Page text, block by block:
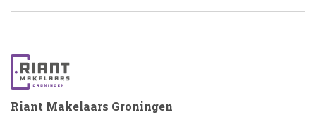
Riant Makelaars Groningen